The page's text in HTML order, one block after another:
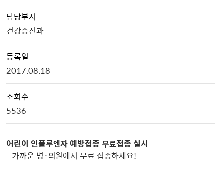
담당부서
건강증진과
등록일
2017.08.18
조회수
5536
어린이 인플루엔자 예방접종 무료접종 실시
- 가까운 병·의원에서 무료 접종하세요!